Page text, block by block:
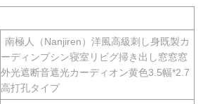
南極人（Nanjiren）洋風高級刺し身既製カ
ーディンプシン寝室リビグ掃き出し窓窓窓
外光遮断音遮光カーディオン黄色3.5幅*2.7
高打孔タイプ